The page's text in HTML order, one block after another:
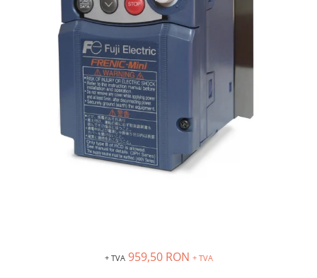
Router si switch-uri industriale
Afisoare digitale
Senzori distanta
Senzori fotoelectrici
Senzori inductivi
Senzori magnetici-rezistivi
Senzori ultrasonici
Contactoare
Butoane si accesorii
Lampa multi LED
Intrerupatoare de protectie
+ TVA 959,50 RON + TVA